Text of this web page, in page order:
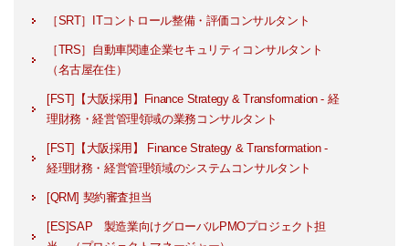
［SRT］ITコントロール整備・評価コンサルタント
［TRS］自動車関連企業セキュリティコンサルタント
（名古屋在住）
[FST]【大阪採用】Finance Strategy & Transformation - 経
理財務・経営管理領域の業務コンサルタント
[FST]【大阪採用】 Finance Strategy & Transformation -
経理財務・経営管理領域のシステムコンサルタント
[QRM] 契約審査担当
[ES]SAP 製造業向けグローバルPMOプロジェクト担